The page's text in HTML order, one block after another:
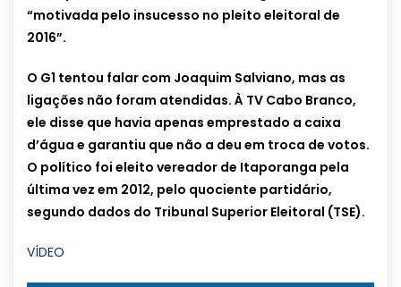
“motivada pelo insucesso no pleito eleitoral de
2016”.
O G1 tentou falar com Joaquim Salviano, mas as
ligações não foram atendidas. À TV Cabo Branco,
ele disse que havia apenas emprestado a caixa
d’água e garantiu que não a deu em troca de votos.
O político foi eleito vereador de Itaporanga pela
última vez em 2012, pelo quociente partidário,
segundo dados do Tribunal Superior Eleitoral (TSE).
VÍDEO